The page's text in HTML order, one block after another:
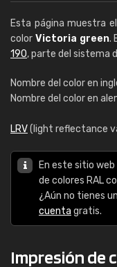
Esta página muestra
color Victoria green.
190, parte del sistema
Nombre del color en
Nombre del color en
LRV(light reflectance
En este sitio
de colores RAL
¿Aún no tienes
cuenta gratis.
Impresión de